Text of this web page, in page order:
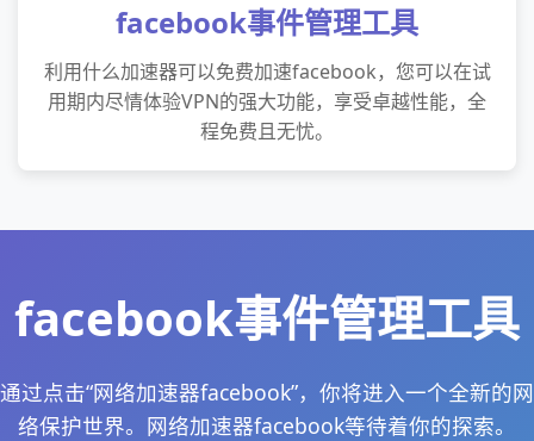
facebook事件管理工具
利用什么加速器可以免费加速facebook，您可以在试
用期内尽情体验VPN的强大功能，享受卓越性能，全
程免费且无忧。
facebook事件管理工具
通过点击“网络加速器facebook”，你将进入一个全新的网
络保护世界。网络加速器facebook等待着你的探索。